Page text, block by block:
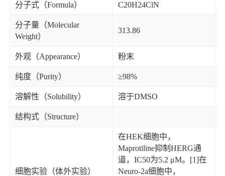
分子式（Formula） C20H24ClN
分子量（Molecular
Weight）
313.86
外观（Appearance） 粉末
纯度（Purity） ≥98%
溶解性（Solubility） 溶于DMSO
结构式（Structure）
细胞实验（体外实验）
在HEK细胞中，
Maprotiline抑制HERG通
道，IC50为5.2 μM。[1]在
Neuro-2a细胞中，